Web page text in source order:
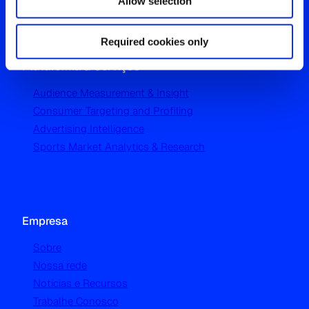
Required cookies only
Plataforma & Serviços
Audience Measurement & Insight
Consumer Targeting and Profiling
Advertising Intelligence
Sports Market Analytics & Research
Empresa
Sobre
Nossa rede
Notícias e Recursos
Trabalhe Conosco